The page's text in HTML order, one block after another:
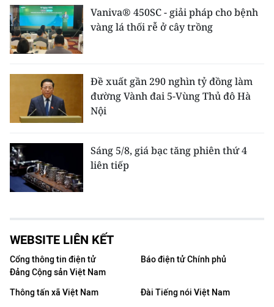
Vaniva® 450SC - giải pháp cho bệnh
vàng lá thối rễ ở cây trồng
Đề xuất gần 290 nghìn tỷ đồng làm
đường Vành đai 5-Vùng Thủ đô Hà
Nội
Sáng 5/8, giá bạc tăng phiên thứ 4
liên tiếp
WEBSITE LIÊN KẾT
Cổng thông tin điện tử
Đảng Cộng sản Việt Nam
Báo điện tử Chính phủ
Thông tấn xã Việt Nam
Đài Tiếng nói Việt Nam